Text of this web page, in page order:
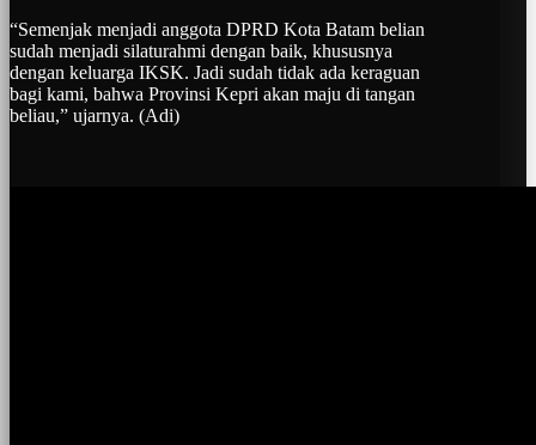
“Semenjak menjadi anggota DPRD Kota Batam belian
sudah menjadi silaturahmi dengan baik, khususnya
dengan keluarga IKSK. Jadi sudah tidak ada keraguan
bagi kami, bahwa Provinsi Kepri akan maju di tangan
beliau,” ujarnya. (Adi)